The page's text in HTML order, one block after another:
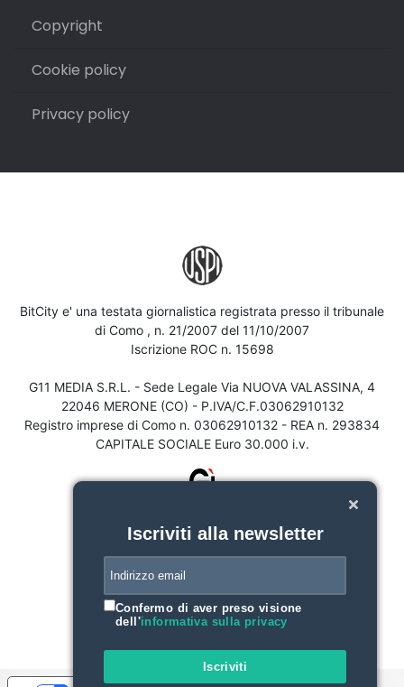
Copyright
Cookie policy
Privacy policy
BitCity e' una testata giornalistica registrata presso il tribunale
di Como , n. 21/2007 del 11/10/2007
Iscrizione ROC n. 15698
G11 MEDIA S.R.L. - Sede Legale Via NUOVA VALASSINA, 4
22046 MERONE (CO) - P.IVA/C.F.03062910132
Registro imprese di Como n. 03062910132 - REA n. 293834
CAPITALE SOCIALE Euro 30.000 i.v.
Iscriviti alla newsletter
Confermo di aver preso visione
dell'informativa sulla privacy
Iscriviti